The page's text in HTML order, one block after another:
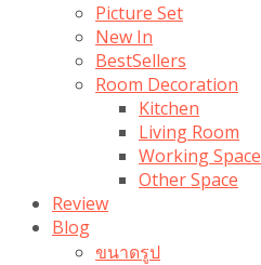
Picture Set
New In
BestSellers
Room Decoration
Kitchen
Living Room
Working Space
Other Space
Review
Blog
ขนาดรูป